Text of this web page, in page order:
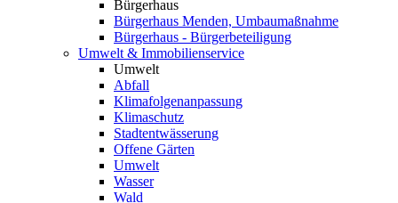
Bürgerhaus
Bürgerhaus Menden, Umbaumaßnahme
Bürgerhaus - Bürgerbeteiligung
Umwelt & Immobilienservice
Umwelt
Abfall
Klimafolgenanpassung
Klimaschutz
Stadtentwässerung
Offene Gärten
Umwelt
Wasser
Wald